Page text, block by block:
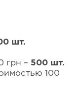
шт.
грн – 500 шт.
100